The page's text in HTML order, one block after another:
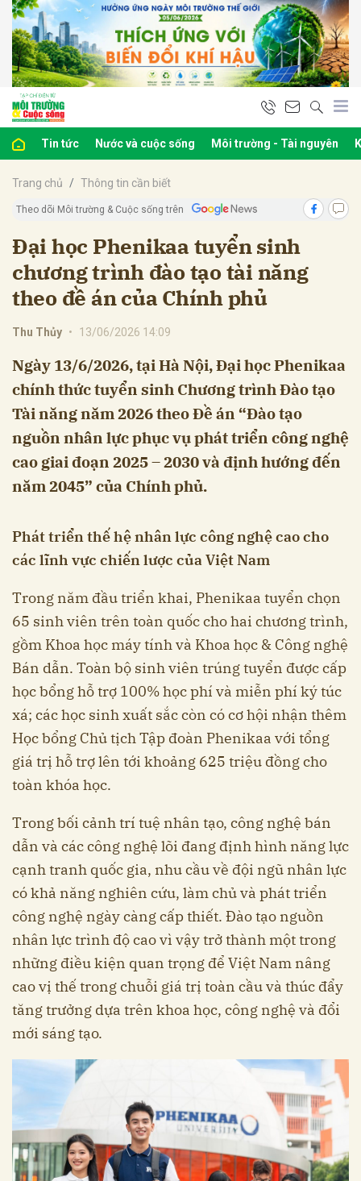
Tin tức Nước và cuộc sống Môi trường - Tài nguyên
Trang chủ Thông tin cần biết
Theo dõi Môi trường & Cuộc sống trên
Đại học Phenikaa tuyển sinh
chương trình đào tạo tài năng
theo đề án của Chính phủ
Thu Thủy • 13/06/2026 14:09
Ngày 13/6/2026, tại Hà Nội, Đại học Phenikaa
chính thức tuyển sinh Chương trình Đào tạo
Tài năng năm 2026 theo Đề án “Đào tạo
nguồn nhân lực phục vụ phát triển công nghệ
cao giai đoạn 2025 – 2030 và định hướng đến
năm 2045” của Chính phủ.
Phát triển thế hệ nhân lực công nghệ cao cho
các lĩnh vực chiến lược của Việt Nam
Trong năm đầu triển khai, Phenikaa tuyển chọn
65 sinh viên trên toàn quốc cho hai chương trình,
gồm Khoa học máy tính và Khoa học & Công nghệ
Bán dẫn. Toàn bộ sinh viên trúng tuyển được cấp
học bổng hỗ trợ 100% học phí và miễn phí ký túc
xá; các học sinh xuất sắc còn có cơ hội nhận thêm
Học bổng Chủ tịch Tập đoàn Phenikaa với tổng
giá trị hỗ trợ lên tới khoảng 625 triệu đồng cho
toàn khóa học.
Trong bối cảnh trí tuệ nhân tạo, công nghệ bán
dẫn và các công nghệ lõi đang định hình năng lực
cạnh tranh quốc gia, nhu cầu về đội ngũ nhân lực
có khả năng nghiên cứu, làm chủ và phát triển
công nghệ ngày càng cấp thiết. Đào tạo nguồn
nhân lực trình độ cao vì vậy trở thành một trong
những điều kiện quan trọng để Việt Nam nâng
cao vị thế trong chuỗi giá trị toàn cầu và thúc đẩy
tăng trưởng dựa trên khoa học, công nghệ và đổi
mới sáng tạo.
luận
Hủy